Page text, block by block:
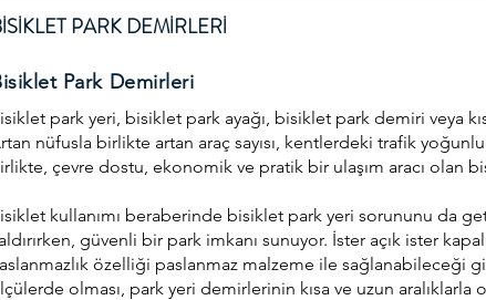
PARK DEMİRLERİ
Park Demirleri
park yeri, bisiklet park ayağı, bisiklet park demiri veya
nüfusla birlikte artan araç sayısı, kentlerdeki trafik
çevre dostu, ekonomik ve pratik bir ulaşım aracı olan
kullanımı beraberinde bisiklet park yeri sorununu da
güvenli bir park imkanı sunuyor. İster açık ister
özelliği paslanmaz malzeme ile sağlanabileceği
olması, park yeri demirlerinin kısa ve uzun